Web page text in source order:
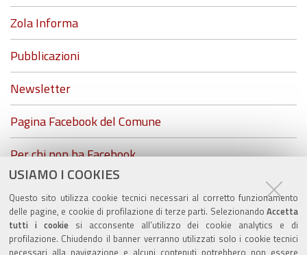
USIAMO I COOKIES
Questo sito utilizza cookie tecnici necessari al corretto funzionamento
delle pagine, e cookie di profilazione di terze parti. Selezionando Accetta
tutti i cookiesi acconsente all’utilizzo dei cookie analytics e di
profilazione. Chiudendo il banner verranno utilizzati solo i cookie tecnici
necessari alla navigazione e alcuni contenuti potrebbero non essere
Zola Informa
Pubblicazioni
Newsletter
Pagina Facebook del Comune
Per chi non ha Facebook...
ZolaGram - il canale Telegram del Comune di Zola
Predosa